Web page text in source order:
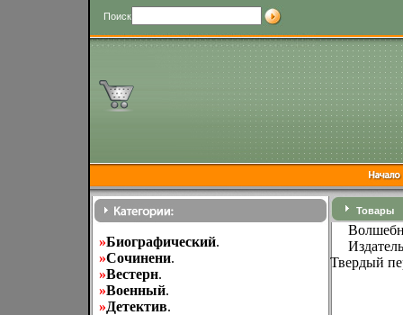
Поиск
»Биографический.
»Cочинени.
»Вестерн.
»Военный.
»Детектив.
Товары
Твердый